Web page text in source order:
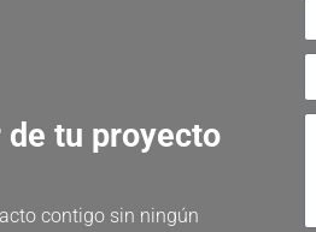
de tu proyecto
contigo sin ningún